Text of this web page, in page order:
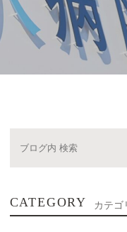
CATEGORY カテゴ